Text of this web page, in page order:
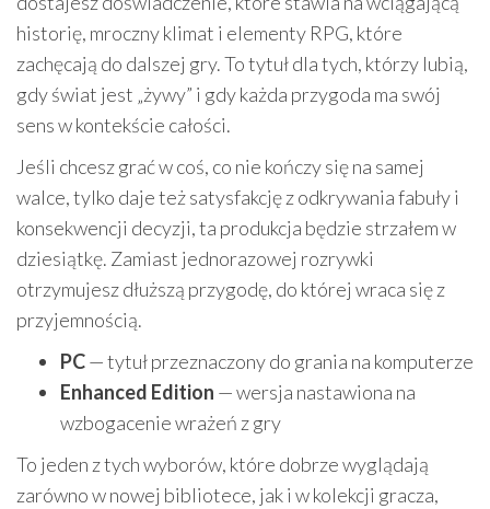
historię, mroczny klimat i elementy RPG, które
zachęcają do dalszej gry. To tytuł dla tych, którzy lubią,
gdy świat jest „żywy” i gdy każda przygoda ma swój
sens w kontekście całości.
Jeśli chcesz grać w coś, co nie kończy się na samej
walce, tylko daje też satysfakcję z odkrywania fabuły i
konsekwencji decyzji, ta produkcja będzie strzałem w
dziesiątkę. Zamiast jednorazowej rozrywki
otrzymujesz dłuższą przygodę, do której wraca się z
przyjemnością.
PC— tytuł przeznaczony do grania na komputerze
Enhanced Edition — wersja nastawiona na
wzbogacenie wrażeń z gry
To jeden z tych wyborów, które dobrze wyglądają
zarówno w nowej bibliotece, jak i w kolekcji gracza,